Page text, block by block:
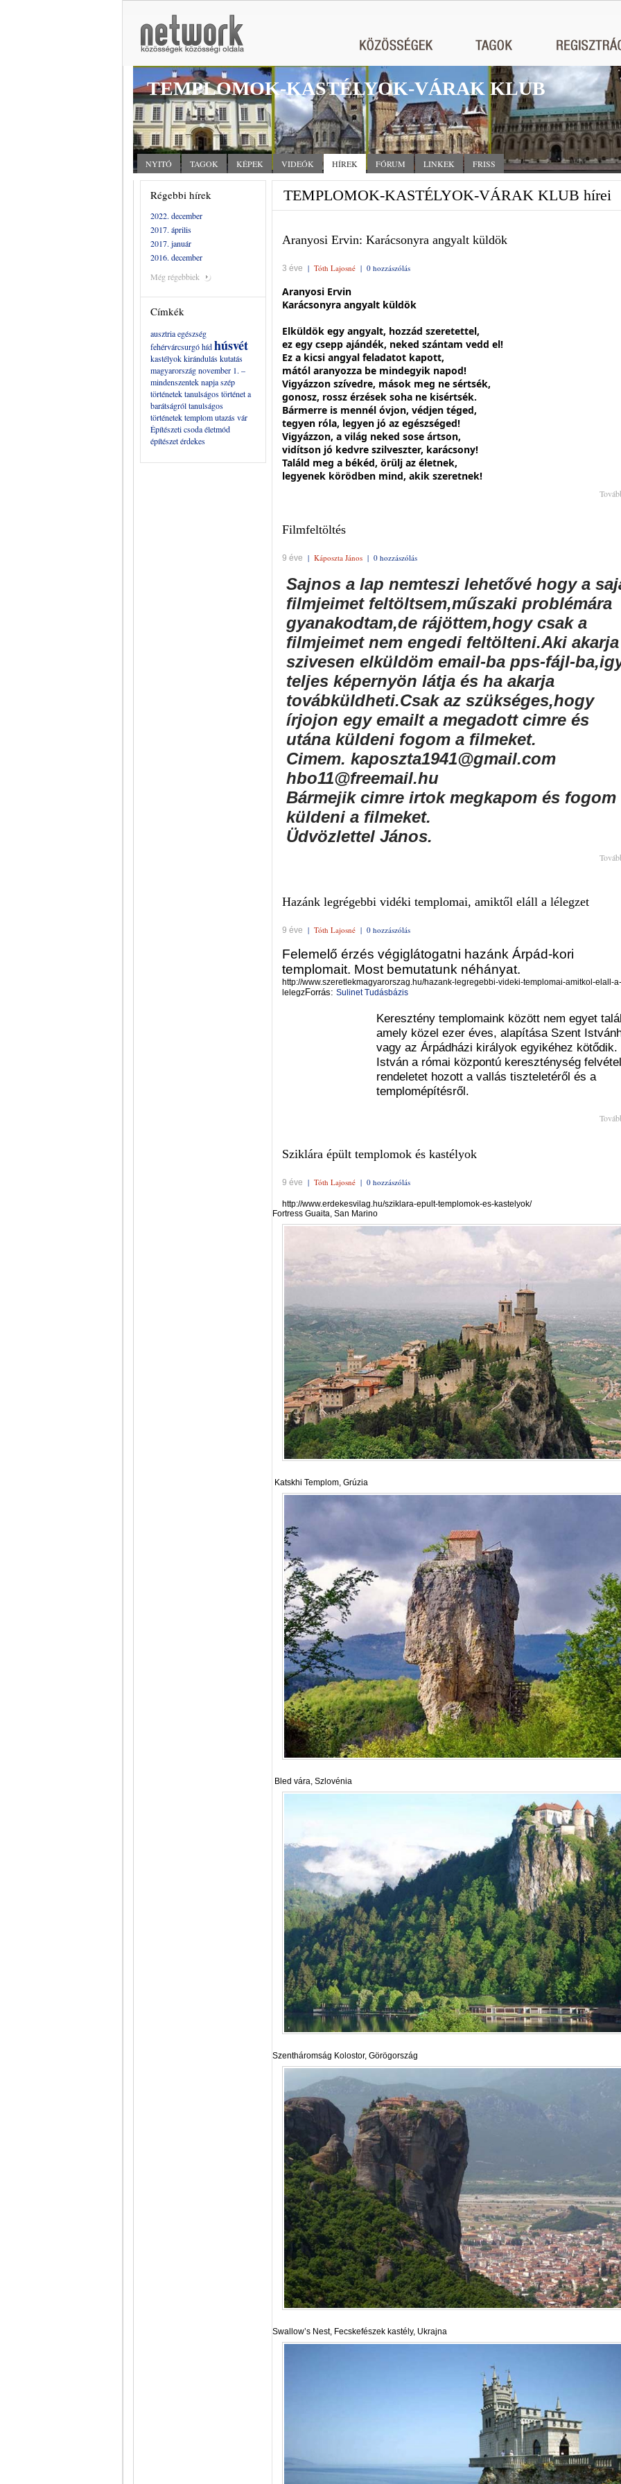
TEMPLOMOK-KASTÉLYOK-VÁRAK KLUB
NYITÓ TAGOK KÉPEK VIDEÓK HÍREK FÓRUM LINKEK FRISS
Régebbi hírek
2022. december
2017. április
2017. január
2016. december
Még régebbiek
Címkék
ausztriaegészség
fehérvárcsurgóhídhúsvét
kastélyokkiránduláskutatás
magyarországnovember 1. –
mindenszentek napjaszép
történetektanulságos történet a
barátságróltanulságos
történetektemplomutazásvár
Építészeti csodaéletmód
építészetérdekes
TEMPLOMOK-KASTÉLYOK-VÁRAK KLUB hírei
Aranyosi Ervin: Karácsonyra angyalt küldök
3 éve | Tóth Lajosné | 0 hozzászólás
Aranyosi Ervin
Karácsonyra angyalt küldök
Elküldök egy angyalt, hozzád szeretettel,
ez egy csepp ajándék, neked szántam vedd el!
Ez a kicsi angyal feladatot kapott,
mától aranyozza be mindegyik napod!
Vigyázzon szívedre, mások meg ne sértsék,
gonosz, rossz érzések soha ne kisértsék.
Bármerre is mennél óvjon, védjen téged,
tegyen róla, legyen jó az egészséged!
Vigyázzon, a világ neked sose ártson,
vidítson jó kedvre szilveszter, karácsony!
Találd meg a békéd, örülj az életnek,
legyenek körödben mind, akik szeretnek!
Filmfeltöltés
9 éve | Káposzta János | 0 hozzászólás
Sajnos a lap nemteszi lehetővé hogy a
filmjeimet feltöltsem,műszaki problémára
gyanakodtam,de rájöttem,hogy csak a
filmjeimet nem engedi feltölteni.Aki akarja
szivesen elküldöm email-ba pps-fájl-
teljes képernyön látja és ha akarja
továbküldheti.Csak az szükséges,hogy
írjojon egy emailt a megadott cimre és
utána küldeni fogom a filmeket.
Cimem. kaposzta1941@gmail.com
hbo11@freemail.hu
Bármejik cimre irtok megkapom és fogom
küldeni a filmeket.
Üdvözlettel János.
Hazánk legrégebbi vidéki templomai, amiktől eláll a lélegzet
9 éve | Tóth Lajosné | 0 hozzászólás
Felemelő érzés végiglátogatni hazánk Árpád-kori
templomait. Most bemutatunk néhányat.
http://www.szeretlekmagyarorszag.hu/hazank-legregebbi-videki-templomai-amitkol-elall-a-
lelegzForrás: Sulinet Tudásbázis
Keresztény templomaink között nem egyet
amely közel ezer éves, alapítása Szent
vagy az Árpádházi királyok egyikéhez kötődik.
István a római központú kereszténység
rendeletet hozott a vallás tiszteletéről és a
templomépítésről.
Sziklára épült templomok és kastélyok
9 éve | Tóth Lajosné | 0 hozzászólás
http://www.erdekesvilag.hu/sziklara-epult-templomok-es-kastelyok/
Fortress Guaita, San Marino
Katskhi Templom, Grúzia
Bled vára, Szlovénia
Szentháromság Kolostor, Görögország
Swallow’s Nest, Fecskefészek kastély, Ukrajna